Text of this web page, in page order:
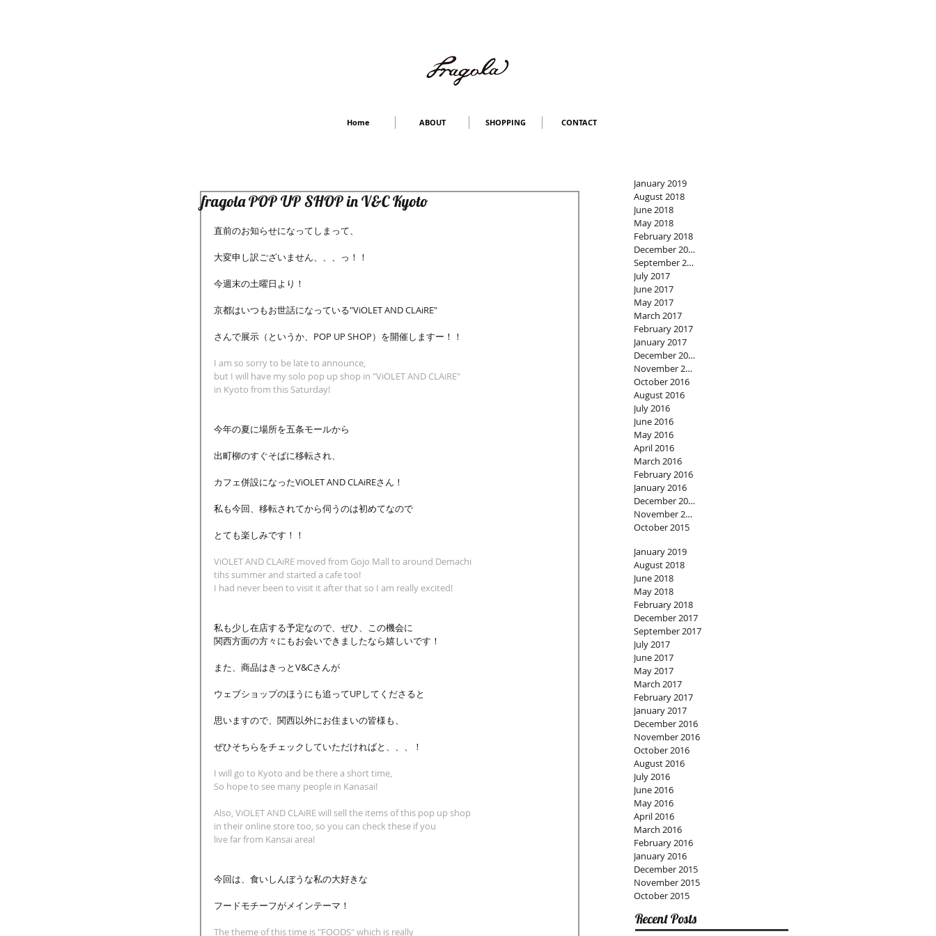
Home ABOUT SHOPPING CONTACT
fragola POP UP SHOP in V&C Kyoto
直前のお知らせになってしまって、
大変申し訳ございません、、、っ！！
今週末の土曜日より！
京都はいつもお世話になっている"ViOLET AND CLAiRE"
さんで展示（というか、POP UP SHOP）を開催しますー！！
I am so sorry to be late to announce,
but I will have my solo pop up shop in "ViOLET AND CLAiRE"
in Kyoto from this Saturday!
今年の夏に場所を五条モールから
出町柳のすぐそばに移転され、
カフェ併設になったViOLET AND CLAiREさん！
私も今回、移転されてから伺うのは初めてなので
とても楽しみです！！
ViOLET AND CLAiRE moved from Gojo Mall to around Demachi
tihs summer and started a cafe too!
I had never been to visit it after that so I am really excited!
私も少し在店する予定なので、ぜひ、この機会に
関西方面の方々にもお会いできましたなら嬉しいです！
また、商品はきっとV&Cさんが
ウェブショップのほうにも追ってUPしてくださると
思いますので、関西以外にお住まいの皆様も、
ぜひそちらをチェックしていただければと、、、！
I will go to Kyoto and be there a short time,
So hope to see many people in Kanasai!
Also, ViOLET AND CLAiRE will sell the items of this pop up shop
in their online store too, so you can check these if you
live far from Kansai area!
今回は、食いしんぼうな私の大好きな
フードモチーフがメインテーマ！
The theme of this time is "FOODS" which is really
January 2019
August 2018
June 2018
May 2018
February 2018
December 2017
September 2017
July 2017
June 2017
May 2017
March 2017
February 2017
January 2017
December 2016
November 2016
October 2016
August 2016
July 2016
June 2016
May 2016
April 2016
March 2016
February 2016
January 2016
December 2015
November 2015
October 2015
January 2019
August 2018
June 2018
May 2018
February 2018
December 2017
September 2017
July 2017
June 2017
May 2017
March 2017
February 2017
January 2017
December 2016
November 2016
October 2016
August 2016
July 2016
June 2016
May 2016
April 2016
March 2016
February 2016
January 2016
December 2015
November 2015
October 2015
Recent Posts